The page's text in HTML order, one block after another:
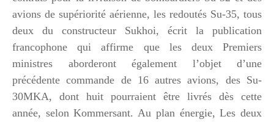
avions de supériorité aérienne, les redoutés Su-35, tous
deux du constructeur Sukhoi, écrit la publication
francophone qui affirme que les deux Premiers
ministres aborderont également l’objet d’une
précédente commande de 16 autres avions, des Su-
30MKA, dont huit pourraient être livrés dès cette
année, selon Kommersant. Au plan énergie, Les deux